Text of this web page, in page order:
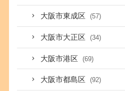
大阪市東成区 (57)
大阪市大正区 (34)
大阪市港区 (69)
大阪市都島区 (92)